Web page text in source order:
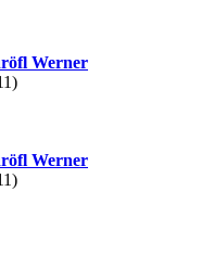
Werner
Werner